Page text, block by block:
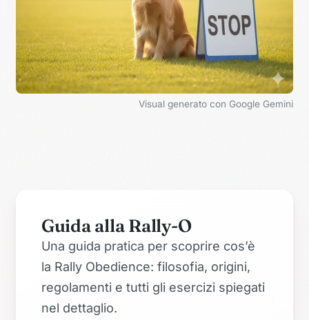
Visual generato con Google Gemini
Guida alla Rally-O
Una guida pratica per scoprire cos’è
la Rally Obedience: filosofia, origini,
regolamenti e tutti gli esercizi spiegati
nel dettaglio.